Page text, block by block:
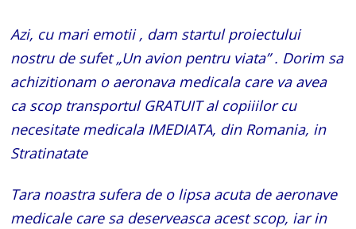
Azi, cu mari emotii , dam startul proiectului
nostru de sufet „Un avion pentru viata” . Dorim sa
achizitionam o aeronava medicala care va avea
ca scop transportul GRATUIT al copiiilor cu
necesitate medicala IMEDIATA, din Romania, in
Stratinatate
Tara noastra sufera de o lipsa acuta de aeronave
medicale care sa deserveasca acest scop, iar in